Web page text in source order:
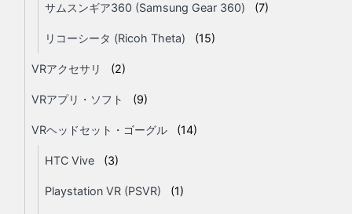
サムスンギア360 (Samsung Gear 360) (7)
リコーシータ (Ricoh Theta) (15)
VRアクセサリ (2)
VRアプリ・ソフト (9)
VRヘッドセット・ゴーグル (14)
HTC Vive (3)
Playstation VR (PSVR) (1)